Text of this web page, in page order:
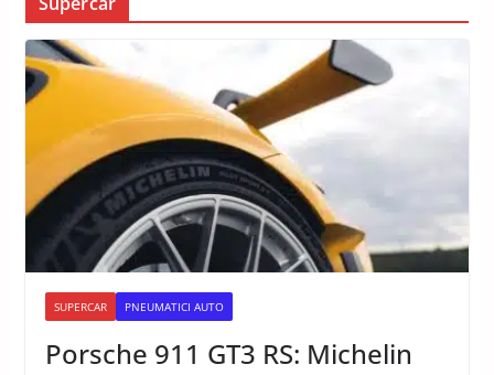
SUPERCAR PNEUMATICI AUTO
Porsche 911 GT3 RS: Michelin